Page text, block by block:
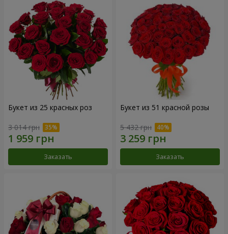
Букет из 25 красных роз
3 014 грн
Заказать
Букет из 51 красной розы
5 432 грн
Заказать